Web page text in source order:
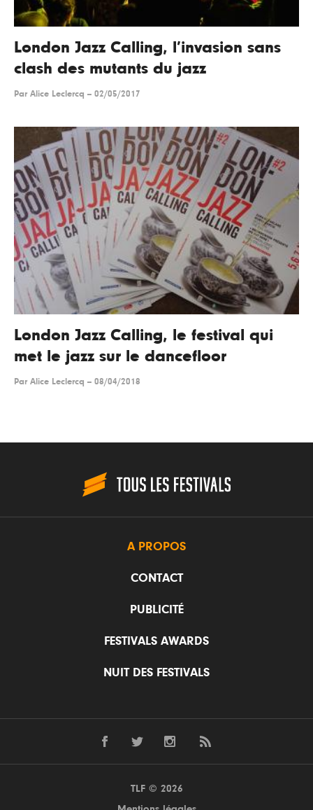
London Jazz Calling, l’invasion sans
clash des mutants du jazz
Par Alice Leclercq -- 02/05/2017
London Jazz Calling, le festival qui
met le jazz sur le dancefloor
Par Alice Leclercq -- 08/04/2018
A PROPOS
CONTACT
PUBLICITÉ
FESTIVALS AWARDS
NUIT DES FESTIVALS
TLF © 2026